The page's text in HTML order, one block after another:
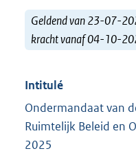
Geldend van 23-07-
kracht vanaf 04-10-
Intitulé
Ondermandaat van
Ruimtelijk Beleid en
2025